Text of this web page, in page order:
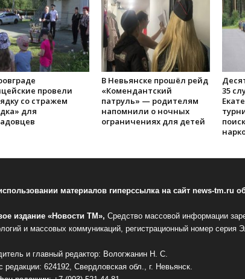
провели
со стражем
для
В Невьянске прошёл рейд
«Комендантский
патруль» — родителям
напомнили о ночных
ограничениях для детей
35
материалов гиперссылка на сайт news-tm.ru
издание «Новости ТМ», Средство массовой информации
и массовых коммуникаций, регистрационный номер серия Э
и главный редактор: Вологжанин Н. С.
редакции: 624192, Свердловская обл., г. Невьянск.